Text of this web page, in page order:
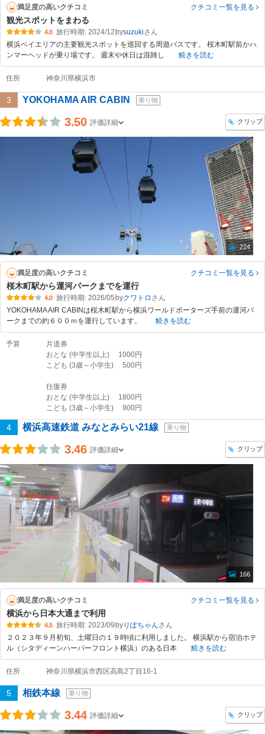
満足度の高いクチコミ クチコミ一覧を見る
観光スポットをまわる
4.0 旅行時期: 2024/12 bysuzuki
横浜ベイエリアの主要観光スポットを巡回する周遊バスです。 桜木町駅前かハ
ンマーヘッドが乗り場です。 週末や休日は混雑し
続きを読む
住所 神奈川県横浜市
3 YOKOHAMA AIR CABIN 乗り物
3.50 評価詳細 クリップ
224
満足度の高いクチコミ クチコミ一覧を見る
桜木町駅から運河パークまでを運行
4.0 旅行時期: 2026/05 byクワトロ
YOKOHAMA AIR CABINは桜木町駅から横浜ワールドポーターズ手前の運河パ
ークまでの約６００ｍを運行しています。
続きを読む
予算
片道券
おとな (中学生以上) 1000円
こども (3歳～小学生) 500円
往復券
おとな (中学生以上) 1800円
こども (3歳～小学生) 900円
4 横浜高速鉄道 みなとみらい21線 乗り物
3.46 評価詳細 クリップ
166
満足度の高いクチコミ クチコミ一覧を見る
横浜から日本大通まで利用
4.5 旅行時期: 2023/09 byりぽちゃん
２０２３年９月初旬、土曜日の１９時頃に利用しました。 横浜駅から宿泊ホテ
ル（シタディーンハーバーフロント横浜）のある日本
続きを読む
住所 神奈川県横浜市西区高島2丁目16-1
5 相鉄本線 乗り物
3.44 評価詳細 クリップ